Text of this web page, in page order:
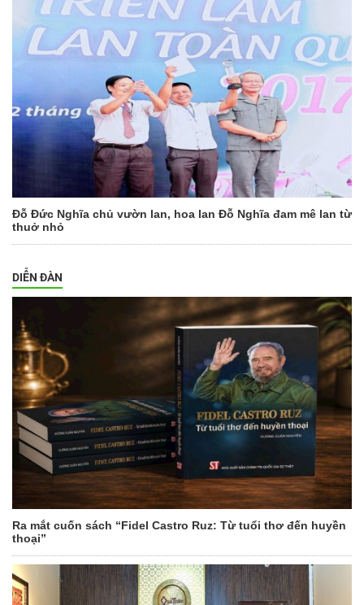
Đỗ Đức Nghĩa chủ vườn lan, hoa lan Đỗ Nghĩa đam mê lan từ
thuở nhỏ
DIỄN ĐÀN
Ra mắt cuốn sách “Fidel Castro Ruz: Từ tuổi thơ đến huyền
thoại”